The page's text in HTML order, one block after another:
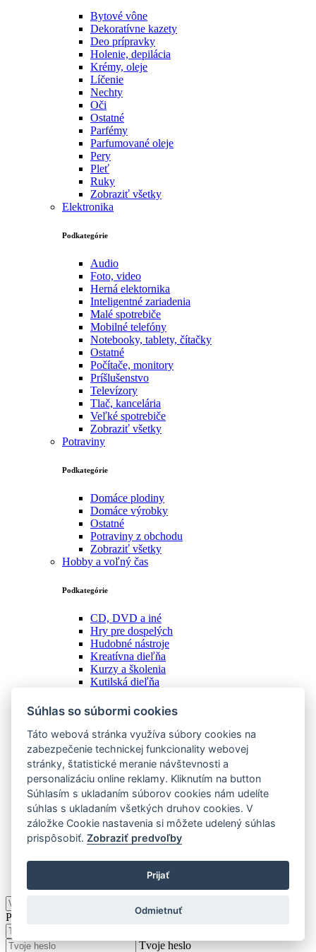
Bytové vône
Dekoratívne kazety
Deo prípravky
Holenie, depilácia
Krémy, oleje
Líčenie
Nechty
Oči
Ostatné
Parfémy
Parfumované oleje
Pery
Pleť
Ruky
Zobraziť všetky
Elektronika
Podkategórie
Audio
Foto, video
Herná elektornika
Inteligentné zariadenia
Malé spotrebiče
Mobilné telefóny
Notebooky, tablety, čítačky
Ostatné
Počítače, monitory
Príšlušenstvo
Televízory
Tlač, kancelária
Veľké spotrebiče
Zobraziť všetky
Potraviny
Podkategórie
Domáce plodiny
Domáce výrobky
Ostatné
Potraviny z obchodu
Zobraziť všetky
Hobby a voľný čas
Podkategórie
CD, DVD a iné
Hry pre dospelých
Hudobné nástroje
Kreatívna dieľňa
Kurzy a školenia
Kutilská dieľňa
Ostatné
Spoločenské hry
Stanovanie a camping
Starožitnosti
Vstupenky
Zážitky
Zberateľstvo
Zobraziť všetky
Ostatné
Podkategórie
Prihlásiť
Tvoje heslo
Súhlas so súbormi cookies
Táto webová stránka využíva súbory cookies na
zabezpečenie technickej funkcionality webovej
stránky, štatistické meranie návštevnosti a
personalizáciu online reklamy. Kliknutím na button
Súhlasím s ukladaním súborov cookies nám udelíte
súhlas s ukladaním všetkých druhov cookies. V
záložke Cookie nastavenia si môžete udelený súhlas
prispôsobiť.Zobraziť predvoľby
Prijať
Odmietnuť